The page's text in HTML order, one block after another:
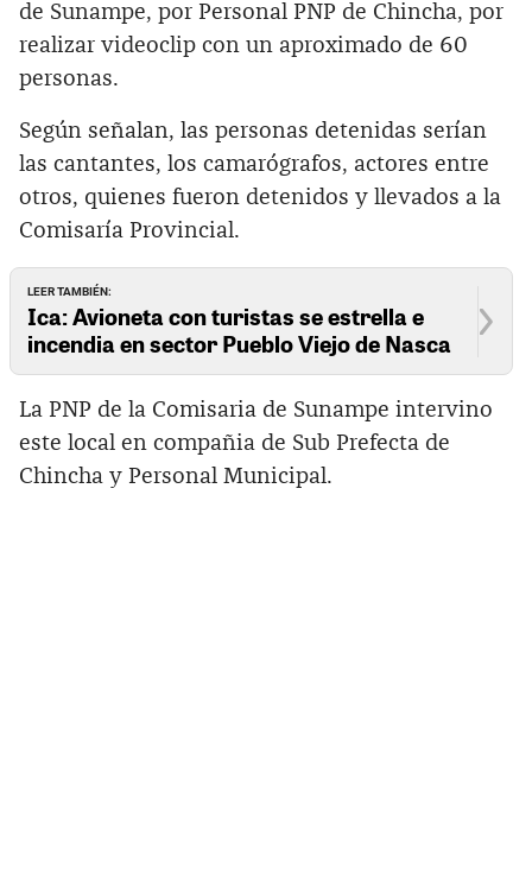
de Sunampe, por Personal PNP de Chincha, por
realizar videoclip con un aproximado de 60
personas.
Según señalan, las personas detenidas serían
las cantantes, los camarógrafos, actores entre
otros, quienes fueron detenidos y llevados a la
Comisaría Provincial.
LEER TAMBIÉN:
Ica: Avioneta con turistas se estrella e
incendia en sector Pueblo Viejo de Nasca
La PNP de la Comisaria de Sunampe intervino
este local en compañia de Sub Prefecta de
Chincha y Personal Municipal.